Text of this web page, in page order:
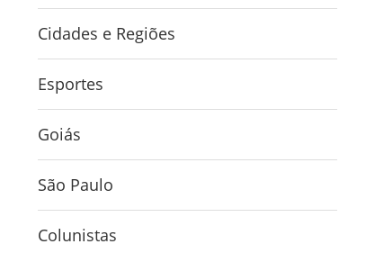
Cidades e Regiões
Esportes
Goiás
São Paulo
Colunistas